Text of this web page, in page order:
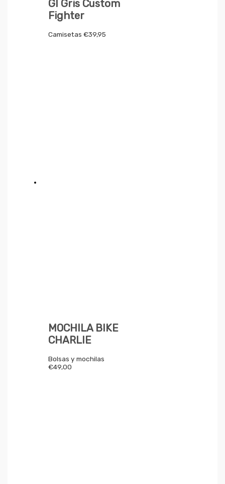
GI Gris Custom
Fighter
Camisetas€39,95
MOCHILA BIKE
CHARLIE
Bolsas y mochilas
€49,00